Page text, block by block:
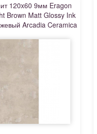
120x60 9мм Eragon
Brown Matt Glossy Ink
Arcadia Ceramica